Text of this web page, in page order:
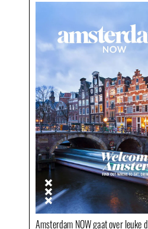
Amsterdam NOW gaat over leuke